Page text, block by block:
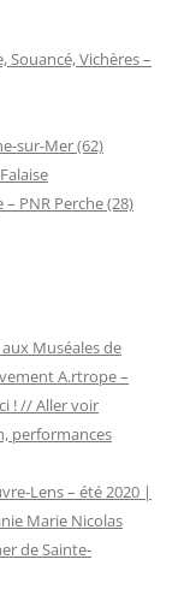
Souancé, Vichères –
sur-Mer (62)
PNR Perche (28)
Muséales de
A.rtrope –
! // Aller voir
performances
Lens – été 2020 |
Marie Nicolas
de Sainte-